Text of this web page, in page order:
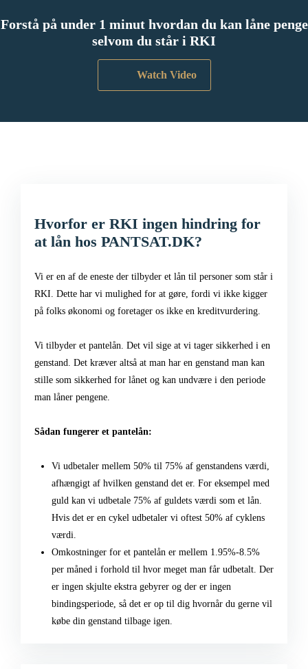
Forstå på under 1 minut hvordan du kan låne penge
selvom du står i RKI
Watch Video
Hvorfor er RKI ingen hindring for
at lån hos PANTSAT.DK?
Vi er en af de eneste der tilbyder et lån til personer som står i
RKI. Dette har vi mulighed for at gøre, fordi vi ikke kigger
på folks økonomi og foretager os ikke en kreditvurdering.
Vi tilbyder et pantelån. Det vil sige at vi tager sikkerhed i en
genstand. Det kræver altså at man har en genstand man kan
stille som sikkerhed for lånet og kan undvære i den periode
man låner pengene.
Sådan fungerer et pantelån:
Vi udbetaler mellem 50% til 75% af genstandens værdi,
afhængigt af hvilken genstand det er. For eksempel med
guld kan vi udbetale 75% af guldets værdi som et lån.
Hvis det er en cykel udbetaler vi oftest 50% af cyklens
værdi.
Omkostninger for et pantelån er mellem 1.95%-8.5%
per måned i forhold til hvor meget man får udbetalt. Der
er ingen skjulte ekstra gebyrer og der er ingen
bindingsperiode, så det er op til dig hvornår du gerne vil
købe din genstand tilbage igen.